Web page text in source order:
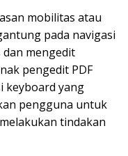
mobilitas atau
pada navigasi
mengedit
pengedit PDF
keyboard yang
pengguna untuk
tindakan